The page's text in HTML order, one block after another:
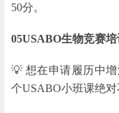
50分。
05USABO生物竞赛
💡 想在申请履历中
个USABO小班课绝对